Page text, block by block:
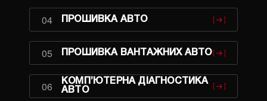
04 ПРОШИВКА АВТО
05 ПРОШИВКА ВАНТАЖНИХ АВТО
06
КОМП’ЮТЕРНА ДІАГНОСТИКА
АВТО